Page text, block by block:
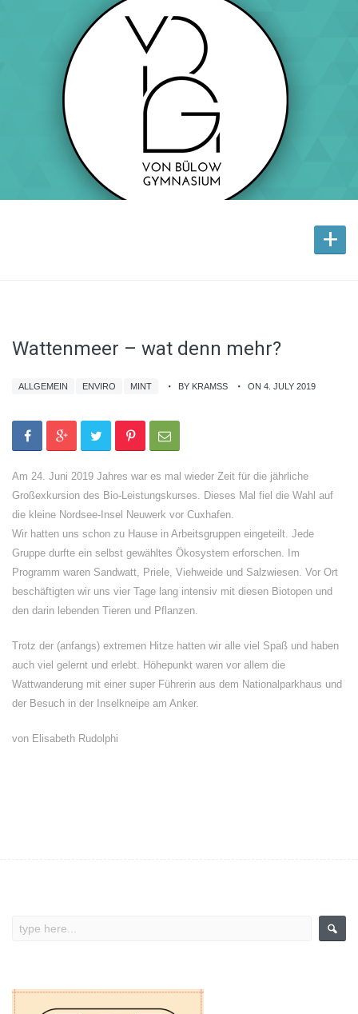
+
Wattenmeer – wat denn mehr?
ALLGEMEIN ENVIRO MINT BY KRAMSS ON 4. JULY 2019
Am 24. Juni 2019 Jahres war es mal wieder Zeit für die jährliche
Großexkursion des Bio-Leistungskurses. Dieses Mal fiel die Wahl auf
die kleine Nordsee-Insel Neuwerk vor Cuxhafen.
Wir hatten uns schon zu Hause in Arbeitsgruppen eingeteilt. Jede
Gruppe durfte ein selbst gewähltes Ökosystem erforschen. Im
Programm waren Sandwatt, Priele, Viehweide und Salzwiesen. Vor Ort
beschäftigten wir uns vier Tage lang intensiv mit diesen Biotopen und
den darin lebenden Tieren und Pflanzen.
Trotz der (anfangs) extremen Hitze hatten wir alle viel Spaß und haben
auch viel gelernt und erlebt. Höhepunkt waren vor allem die
Wattwanderung mit einer super Führerin aus dem Nationalparkhaus und
der Besuch in der Inselkneipe am Anker.
von Elisabeth Rudolphi